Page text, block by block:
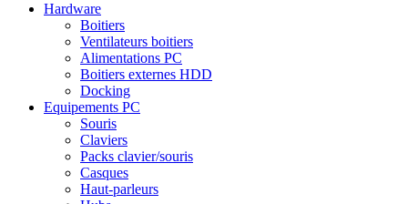
Hardware
Boitiers
Ventilateurs boitiers
Alimentations PC
Boitiers externes HDD
Docking
Equipements PC
Souris
Claviers
Packs clavier/souris
Casques
Haut-parleurs